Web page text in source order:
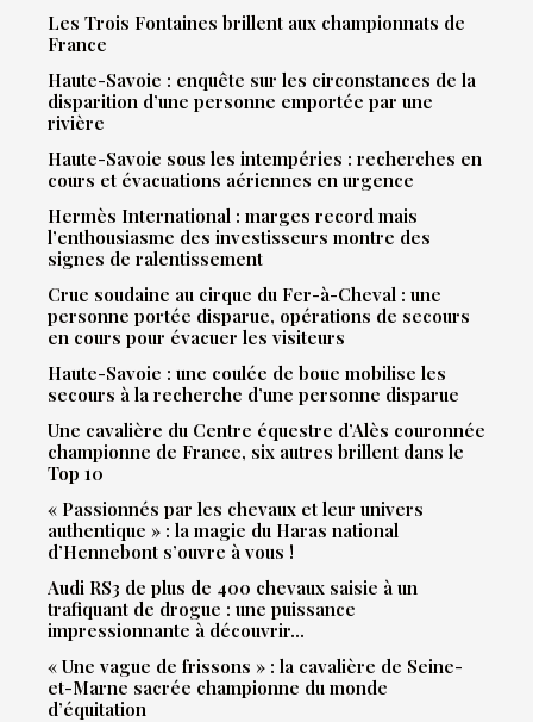
Les Trois Fontaines brillent aux championnats de
France
Haute-Savoie : enquête sur les circonstances de la
disparition d’une personne emportée par une
rivière
Haute-Savoie sous les intempéries : recherches en
cours et évacuations aériennes en urgence
Hermès International : marges record mais
l’enthousiasme des investisseurs montre des
signes de ralentissement
Crue soudaine au cirque du Fer-à-Cheval : une
personne portée disparue, opérations de secours
en cours pour évacuer les visiteurs
Haute-Savoie : une coulée de boue mobilise les
secours à la recherche d’une personne disparue
Une cavalière du Centre équestre d’Alès couronnée
championne de France, six autres brillent dans le
Top 10
« Passionnés par les chevaux et leur univers
authentique » : la magie du Haras national
d’Hennebont s’ouvre à vous !
Audi RS3 de plus de 400 chevaux saisie à un
trafiquant de drogue : une puissance
impressionnante à découvrir…
« Une vague de frissons » : la cavalière de Seine-
et-Marne sacrée championne du monde
d’équitation